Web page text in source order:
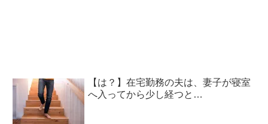
【は？】在宅勤務の夫は、妻子が寝室
へ入ってから少し経つと…